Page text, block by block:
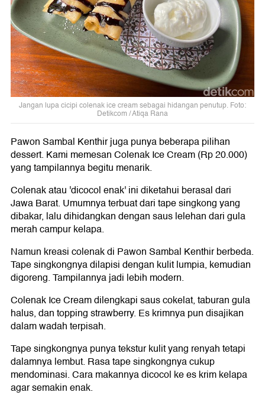
Jangan lupa cicipi colenak ice cream sebagai hidangan penutup. Foto:
Detikcom / Atiqa Rana
Pawon Sambal Kenthir juga punya beberapa pilihan
dessert. Kami memesan Colenak Ice Cream (Rp 20.000)
yang tampilannya begitu menarik.
Colenak atau 'dicocol enak' ini diketahui berasal dari
Jawa Barat. Umumnya terbuat dari tape singkong yang
dibakar, lalu dihidangkan dengan saus lelehan dari gula
merah campur kelapa.
Namun kreasi colenak di Pawon Sambal Kenthir berbeda.
Tape singkongnya dilapisi dengan kulit lumpia, kemudian
digoreng. Tampilannya jadi lebih modern.
Colenak Ice Cream dilengkapi saus cokelat, taburan gula
halus, dan topping strawberry. Es krimnya pun disajikan
dalam wadah terpisah.
Tape singkongnya punya tekstur kulit yang renyah tetapi
dalamnya lembut. Rasa tape singkongnya cukup
mendominasi. Cara makannya dicocol ke es krim kelapa
agar semakin enak.